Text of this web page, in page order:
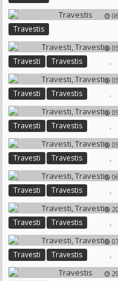
Travestis
Travesti ,
Travestis
Travesti ,
Travestis
Travesti ,
Travestis
Travesti ,
Travestis
Travesti ,
Travestis
Travesti ,
Travestis
Travesti ,
Travestis